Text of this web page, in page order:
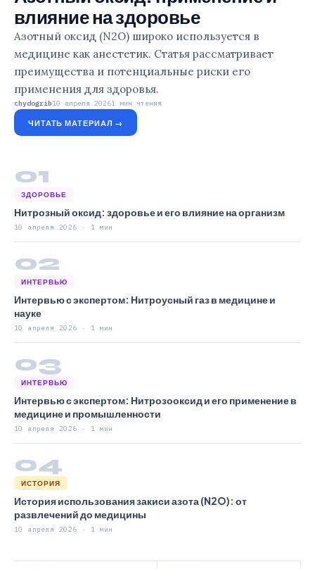
влияние на здоровье
Азотный оксид (N2O) широко используется в
медицине как анестетик. Статья рассматривает
преимущества и потенциальные риски его
применения для здоровья.
chydogrib10 апреля 20261 мин чтения
ЧИТАТЬ МАТЕРИАЛ →
01
ЗДОРОВЬЕ
Нитрозный оксид: здоровье и его влияние на организм
10 апреля 2026 · 1 мин
02
ИНТЕРВЬЮ
Интервью с экспертом: Нитроусный газ в медицине и
науке
10 апреля 2026 · 1 мин
03
ИНТЕРВЬЮ
Интервью с экспертом: Нитрозооксид и его применение в
медицине и промышленности
10 апреля 2026 · 1 мин
04
ИСТОРИЯ
История использования закиси азота (N2O): от
развлечений до медицины
10 апреля 2026 · 1 мин